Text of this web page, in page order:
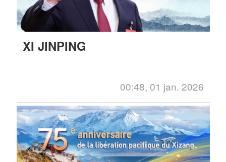
XI JINPING
00:48, 01 jan. 2026